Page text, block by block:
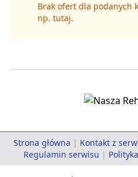
Brak ofert dla podanych
np. tutaj.
Strona główna | Kontakt z
Regulamin serwisu |